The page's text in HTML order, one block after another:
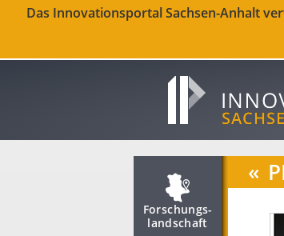
Das Innovationsportal Sachsen-Anhalt
Forschungs­
landschaft
«